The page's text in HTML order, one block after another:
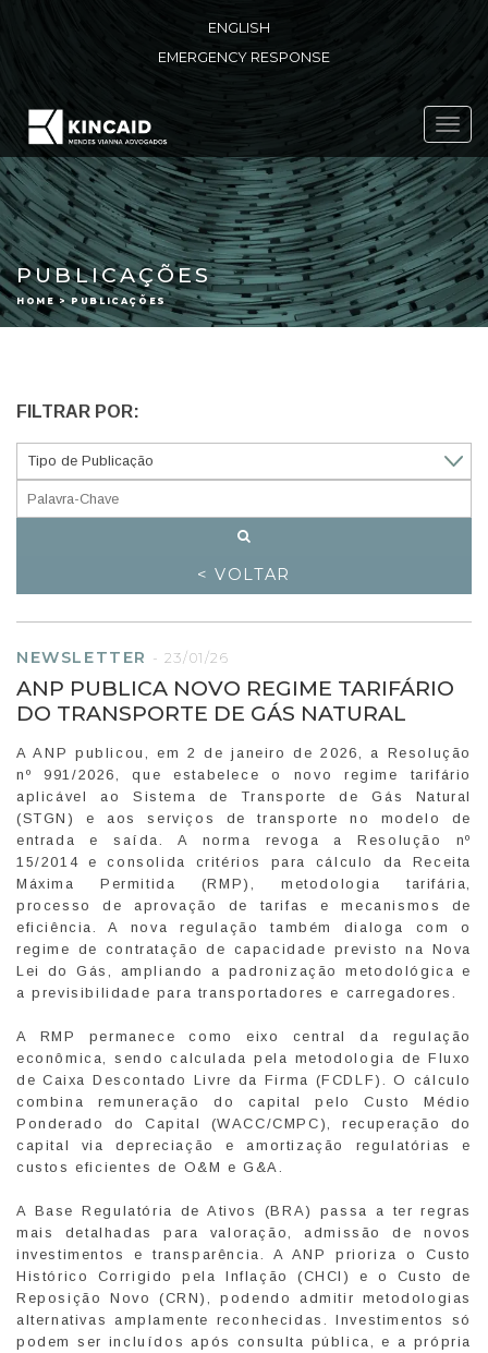
ENGLISH
EMERGENCY RESPONSE
PUBLICAÇÕES
HOME > PUBLICAÇÕES
FILTRAR POR:
< VOLTAR
NEWSLETTER - 23/01/26
ANP PUBLICA NOVO REGIME TARIFÁRIO
DO TRANSPORTE DE GÁS NATURAL
A ANP publicou, em 2 de janeiro de 2026, a Resolução
nº 991/2026, que estabelece o novo regime tarifário
aplicável ao Sistema de Transporte de Gás Natural
(STGN) e aos serviços de transporte no modelo de
entrada e saída. A norma revoga a Resolução nº
15/2014 e consolida critérios para cálculo da Receita
Máxima Permitida (RMP), metodologia tarifária,
processo de aprovação de tarifas e mecanismos de
eficiência. A nova regulação também dialoga com o
regime de contratação de capacidade previsto na Nova
Lei do Gás, ampliando a padronização metodológica e
a previsibilidade para transportadores e carregadores.
A RMP permanece como eixo central da regulação
econômica, sendo calculada pela metodologia de Fluxo
de Caixa Descontado Livre da Firma (FCDLF). O cálculo
combina remuneração do capital pelo Custo Médio
Ponderado do Capital (WACC/CMPC), recuperação do
capital via depreciação e amortização regulatórias e
custos eficientes de O&M e G&A.
A Base Regulatória de Ativos (BRA) passa a ter regras
mais detalhadas para valoração, admissão de novos
investimentos e transparência. A ANP prioriza o Custo
Histórico Corrigido pela Inflação (CHCI) e o Custo de
Reposição Novo (CRN), podendo admitir metodologias
alternativas amplamente reconhecidas. Investimentos só
podem ser incluídos após consulta pública, e a própria